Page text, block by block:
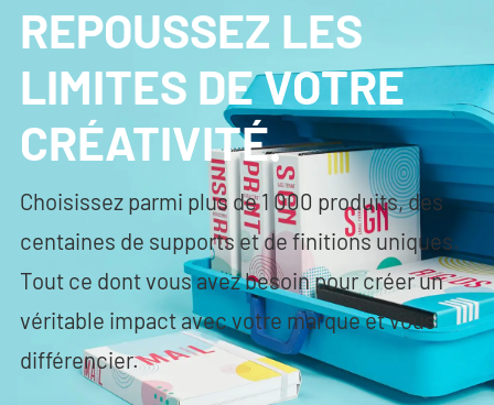
REPOUSSEZ LES
LIMITES DE VOTRE
CRÉATIVITÉ.
Choisissez parmi plus de 1 000 produits, des
centaines de supports et de finitions uniques.
Tout ce dont vous avez besoin pour créer un
véritable impact avec votre marque et vous
différencier.